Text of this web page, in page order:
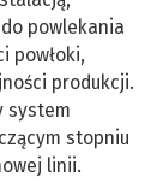
powlekania
powłoki,
produkcji.
system
stopniu
linii.